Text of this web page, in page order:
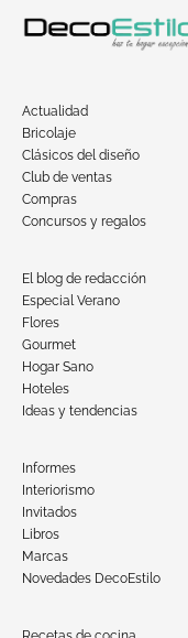
Actualidad
Bricolaje
Clásicos del diseño
Club de ventas
Compras
Concursos y regalos
El blog de redacción
Especial Verano
Flores
Gourmet
Hogar Sano
Hoteles
Ideas y tendencias
Informes
Interiorismo
Invitados
Libros
Marcas
Novedades DecoEstilo